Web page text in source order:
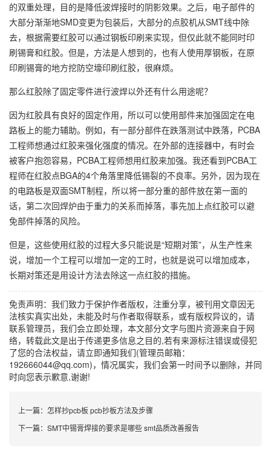
的双重处理，目的是降低波焊接时的阴影效果。之后，电子部件的
大部分渐渐地SMD变更为包装后，大部分的点胶机从SMT线中除
去，根据需要红胶可以通过钢板印刷来实现，但仅此就不能同时印
刷锡膏和红胶。但是，方法是人想到的，也有人使用厚钢板，在原
印刷锡膏的地方挖防空壕印刷红胶，很麻烦。
那么红胶除了固定零件进行波焊以外还有什么用途呢？
因为红胶具有良好的固定作用，所以可以使用部件来加强固定在电
路板上的能力辅助。例如，有一部分部件在跌落测试中跌落，PCBA
工程师想通过红胶来强化强度的情况。在外部的连接器中，有时会
被客户抱怨容易，PCBA工程师想用红胶来加强。我还看到PCBA工
程师在红胶点BGA的4个角落里降低锡裂的不良率。另外，因为现在
的电路板是双面SMT制程，所以将一部分重的部件放在第一面的
话，第二次回焊炉由于重力的关系而掉落，事先加上点红胶可以避
免部件掉落的风险。
但是，这些使用红胶的过程大多只能说是“短期对策”，从生产性来
说，增加一个工程可以增加一定的工时，也就是说可以增加成本，
长期对策还是用设计方法去除这一点红胶的措施。
免责声明：我们致力于保护作者版权，注重分享，被刊用文章因无
法核实真实出处，未能及时与作者取得联系，或有版权异议的，请
联系管理员，我们会立即处理，本文部分文字与图片资源来自于网
络，转载此文是出于传递更多信息之目的,若有来源标注错误或侵犯
了您的合法权益，请立即通知我们(管理员邮箱：
192666044@qq.com)，情况属实，我们会第一时间予以删除，并同
时向您表示歉意,谢谢!
上一篇： 怎样抄pcb板 pcb抄板方法及步骤
下一篇： SMT中锡膏焊接的要求是哪些 smt品质改善报告